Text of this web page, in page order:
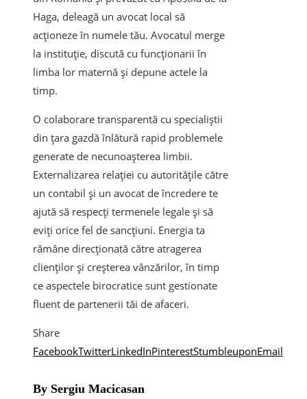
Haga, deleagă un avocat local să
acționeze în numele tău. Avocatul merge
la instituție, discută cu funcționarii în
limba lor maternă și depune actele la
timp.
O colaborare transparentă cu specialiștii
din țara gazdă înlătură rapid problemele
generate de necunoașterea limbii.
Externalizarea relației cu autoritățile către
un contabil și un avocat de încredere te
ajută să respecți termenele legale și să
eviți orice fel de sancțiuni. Energia ta
rămâne direcționată către atragerea
clienților și creșterea vânzărilor, în timp
ce aspectele birocratice sunt gestionate
fluent de partenerii tăi de afaceri.
Share
FacebookTwitterLinkedInPinterestStumbleuponEmail
By Sergiu Macicasan